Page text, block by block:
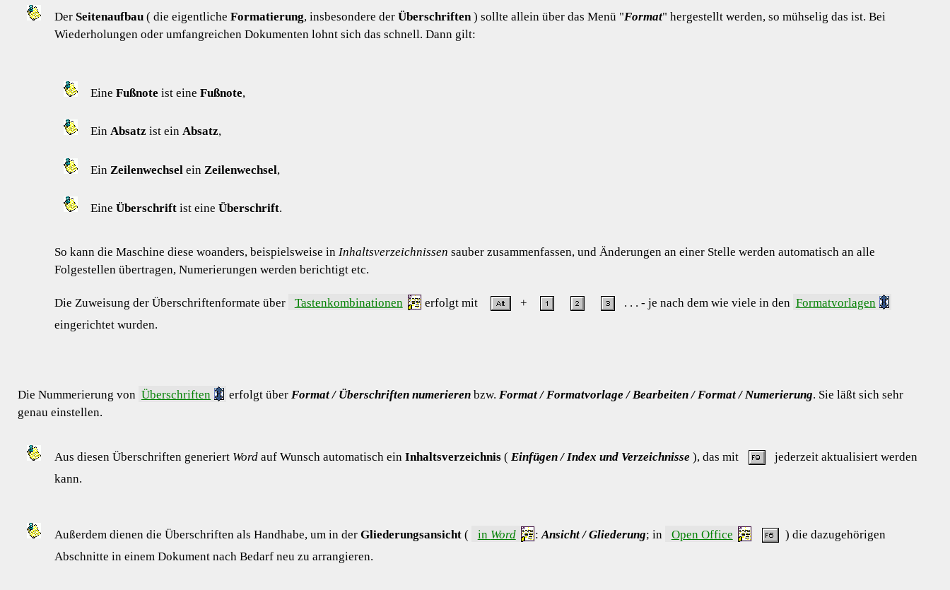
Der Seitenaufbau( die eigentliche Formatierung, insbesondere der Überschriften) sollte allein über das Menü "Format" hergestellt werden, so mühselig das ist. Bei
Wiederholungen oder umfangreichen Dokumenten lohnt sich das schnell. Dann gilt:
EineFußnote ist eineFußnote,
EinAbsatz ist einAbsatz,
Ein Zeilenwechsel ein Zeilenwechsel,
EineÜberschrift ist eineÜberschrift.
So kann die Maschine diese woanders, beispielsweise in Inhaltsverzeichnissen sauber zusammenfassen, und Änderungen an einer Stelle werden automatisch an alle
Folgestellen übertragen, Numerierungen werden berichtigt etc.
Die Zuweisung der Überschriftenformate über Tastenkombinationen erfolgt mit + . . . - je nach dem wie viele in den Formatvorlagen
eingerichtet wurden.
Die Nummerierung von Überschriften erfolgt über Format / Überschriften numerieren bzw. Format / Formatvorlage / Bearbeiten / Format / Numerierung. Sie läßt sich sehr
genau einstellen.
Aus diesen Überschriften generiert Wordauf Wunsch automatisch ein Inhaltsverzeichnis( Einfügen / Index und Verzeichnisse ), das mit
jederzeit aktualisiert werden
kann.
Außerdem dienen die Überschriften als Handhabe, um in der Gliederungsansicht( in Word :Ansicht / Gliederung; in Open Office
) die dazugehörigen
Abschnitte in einem Dokument nach Bedarf neu zu arrangieren.